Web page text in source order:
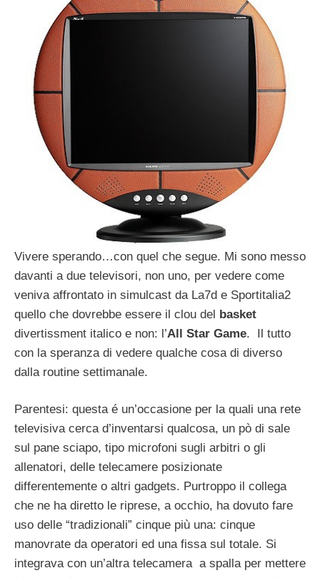
Vivere sperando…con quel che segue. Mi sono messo
davanti a due televisori, non uno, per vedere come
veniva affrontato in simulcast da La7d e Sportitalia2
quello che dovrebbe essere il clou del basket
divertissment italico e non: l’All Star Game. Il tutto
con la speranza di vedere qualche cosa di diverso
dalla routine settimanale.
Parentesi: questa é un’occasione per la quali una rete
televisiva cerca d’inventarsi qualcosa, un pò di sale
sul pane sciapo, tipo microfoni sugli arbitri o gli
allenatori, delle telecamere posizionate
differentemente o altri gadgets. Purtroppo il collega
che ne ha diretto le riprese, a occhio, ha dovuto fare
uso delle “tradizionali” cinque più una: cinque
manovrate da operatori ed una fissa sul totale. Si
integrava con un’altra telecamera a spalla per mettere